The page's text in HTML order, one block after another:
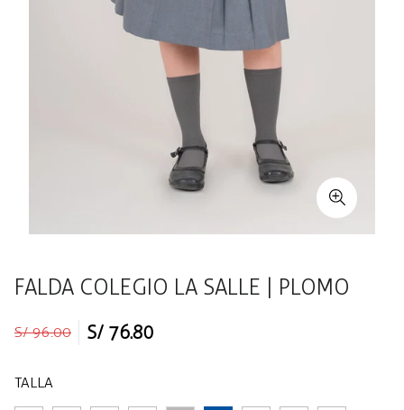
FALDA COLEGIO LA SALLE | PLOMO
Precio
S/ 96.00
Precio
S/ 76.80
TALLA